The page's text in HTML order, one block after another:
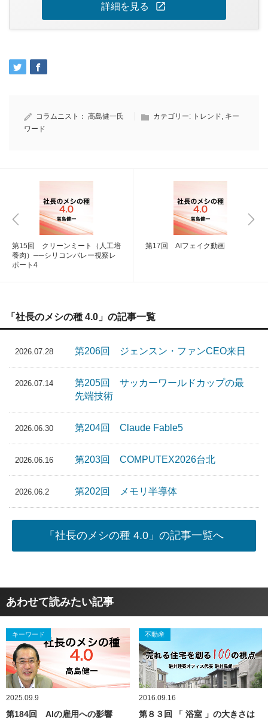
詳細を見る open_in_new
コラムニスト： 高島健一氏 カテゴリー: トレンド, キー
ワード
第15回 クリーンミート（人工培
養肉）──シリコンバレー視察レ
ポート4
第17回 AIフェイク動画
「社長のメシの種 4.0」の記事一覧
2026.07.28 第206回 ジェンスン・ファンCEO来日
2026.07.14
第205回 サッカーワールドカップの最
先端技術
2026.06.30 第204回 Claude Fable5
2026.06.16 第203回 COMPUTEX2026台北
2026.06.2 第202回 メモリ半導体
「社長のメシの種 4.0」の記事一覧へ
あわせて読みたい記事
キーワード
2025.09.9
第184回 AIの雇用への影響
不動産
2016.09.16
第８３回 「 浴室 」の大きさは